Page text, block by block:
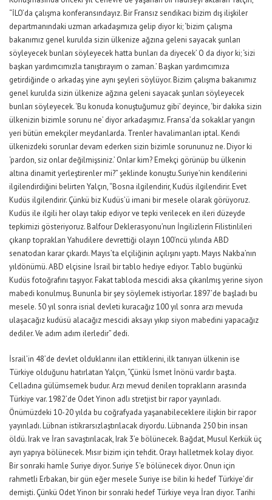
“İLO’da çalışma konferansındayız. Bir Fransız sendikacı bizim dış ilişkiler
departmanındaki uzman arkadaşımıza gelip diyor ki; ‘bizim çalışma
bakanımız genel kurulda sizin ülkenize ağzına geleni sayacak şunları
söyleyecek bunları söyleyecek hatta bunları da diyecek’ O da diyor ki; ‘sizi
başkan yardımcımızla tanıştırayım o zaman.’ Başkan yardımcımıza
getirdiğinde o arkadaş yine aynı şeyleri söylüyor. Bizim çalışma bakanımız
genel kurulda sizin ülkenize ağzına geleni sayacak şunları söyleyecek
bunları söyleyecek. ‘Bu konuda konuştuğumuz gibi’ deyince, ‘bir dakika sizin
ülkenizin bizimle sorunu ne’ diyor arkadaşımız. Fransa’da sokaklar yangın
yeri bütün emekçiler meydanlarda. Trenler havalimanları iptal. Kendi
ülkenizdeki sorunlar devam ederken sizin bizimle sorununuz ne. Diyor ki
‘pardon, siz onlar değilmişsiniz.’ Onlar kim? Emekçi görünüp bu ülkenin
altına dinamit yerleştirenler mi?” şeklinde konuştu.Suriye’nin kendilerini
ilgilendirdiğini belirten Yalçın, “Bosna ilgilendirir, Kudüs ilgilendirir. Evet
Kudüs ilgilendirir. Çünkü biz Kudüs’ü imani bir mesele olarak görüyoruz.
Kudüs ile ilgili her olayı takip ediyor ve tepki verilecek en ileri düzeyde
tepkimizi gösteriyoruz. Balfour Deklerasyonu’nun İngilizlerin Filistinlileri
çıkarıp toprakları Yahudilere devrettiği olayın 100’ncü yılında ABD
senatodan karar çıkardı. Mayıs’ta elçiliğinin açılışını yaptı. Mayıs Nakba’nın
yıldönümü. ABD elçisine İsrail bir tablo hediye ediyor. Tablo bugünkü
Kudüs fotoğrafını taşıyor. Fakat tabloda mescidi aksa çıkarılmış yerine siyon
mabedi konulmuş. Bununla bir şey söylemek istiyorlar. 1897’de başladı bu
mesele. 50 yıl sonra isrial devleti kuracağız 100 yıl sonra arzı mevuda
ulaşacağız kudüsü alacağız mescidi aksayı yıkıp siyon mabedini yapacağız
dediler. Ve adım adım ilerledir” dedi.
İsrail’in 48’de devlet olduklarını ilan ettiklerini, ilk tanıyan ülkenin ise
Türkiye olduğunu hatırlatan Yalçın, “Çünkü İsmet İnönü vardır başta.
Celladına gülümsemek budur. Arzı mevud denilen toprakların arasında
Türkiye var. 1982’de Odet Yinon adlı stretjist bir rapor yayınladı.
Önümüzdeki 10-20 yılda bu coğrafyada yaşanabileceklere ilişkin bir rapor
yayınladı. Lübnan istikrarsızlaştırılacak diyordu. Lübnanda 250 bin insan
öldü. Irak ve İran savaştırılacak, Irak 3’e bölünecek. Bağdat, Musul Kerkük üç
ayrı yapıya bölünecek. Mısır bizim için tehdit. Orayı halletmek kolay diyor.
Bir sonraki hamle Suriye diyor. Suriye 5’e bölünecek diyor. Onun için
rahmetli Erbakan, bir gün eğer mesele Suriye ise bilin ki hedef Türkiye’dir
demişti. Çünkü Odet Yinon bir sonraki hedef Türkiye veya İran diyor. Tarihi